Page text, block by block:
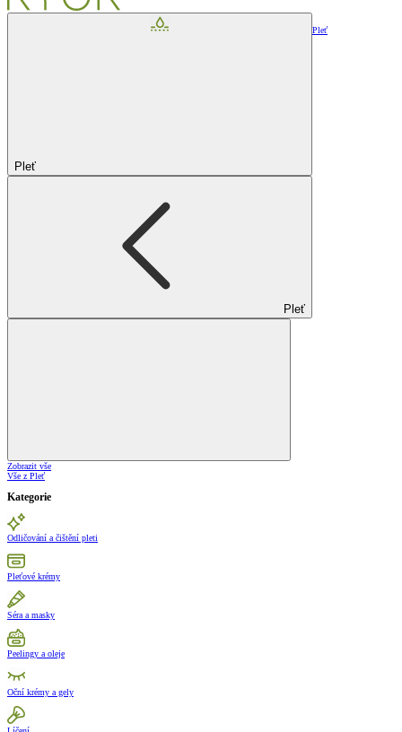
Pleť
Pleť
Pleť
Zobrazit vše
Vše z Pleť
Kategorie
Odličování a čištění pleti
Pleťové krémy
Séra a masky
Peelingy a oleje
Oční krémy a gely